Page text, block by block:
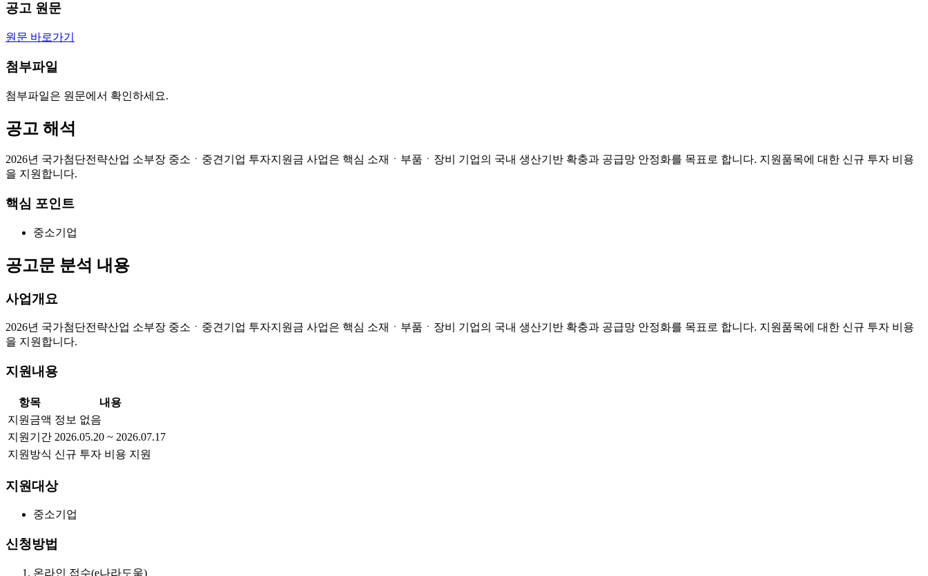
공고 원문
원문 바로가기
첨부파일
첨부파일은 원문에서 확인하세요.
공고 해석
2026년 국가첨단전략산업 소부장 중소ㆍ중견기업 투자지원금 사업은 핵심 소재ㆍ부품ㆍ장비 기업의 국내 생산기반 확충과 공급망 안정화를 목표로 합니다. 지원품목에 대한 신규 투자 비용
을 지원합니다.
핵심 포인트
중소기업
공고문 분석 내용
사업개요
2026년 국가첨단전략산업 소부장 중소ㆍ중견기업 투자지원금 사업은 핵심 소재ㆍ부품ㆍ장비 기업의 국내 생산기반 확충과 공급망 안정화를 목표로 합니다. 지원품목에 대한 신규 투자 비용
을 지원합니다.
지원내용
항목
내용
지원금액 정보 없음
지원기간 2026.05.20 ~ 2026.07.17
지원방식 신규 투자 비용 지원
지원대상
중소기업
신청방법
온라인 접수(e나라도움)